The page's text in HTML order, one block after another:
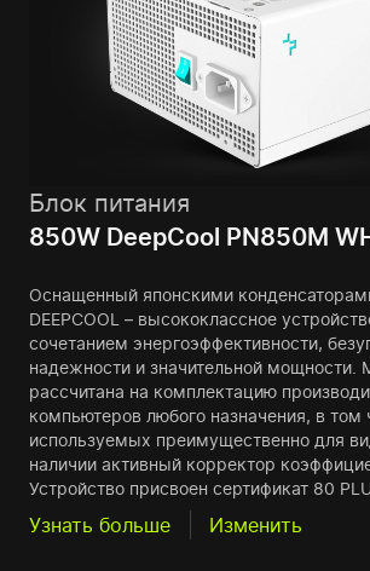
Блок питания
850W DeepCool PN850M
Оснащенный японскими
DEEPCOOL – высококлассное
сочетанием энергоэффективности,
надежности и значительной мощности.
рассчитана на комплектацию
компьютеров любого назначения, в том
используемых преимущественно для
наличии активный корректор
Устройство присвоен сертификат 80
Узнать больше Изменить